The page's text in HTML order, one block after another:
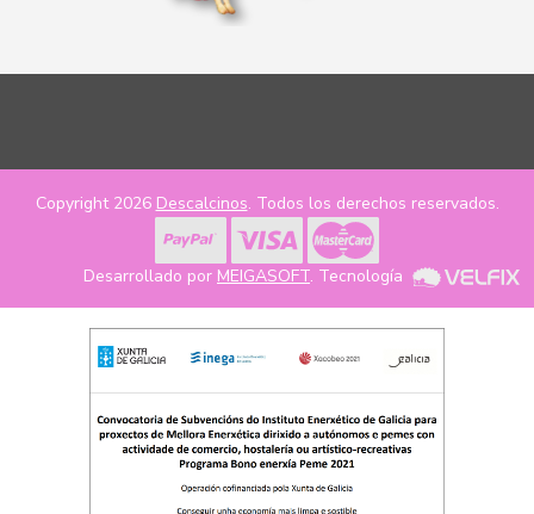
Copyright 2026 Descalcinos. Todos los derechos reservados.
Desarrollado por MEIGASOFT. Tecnología